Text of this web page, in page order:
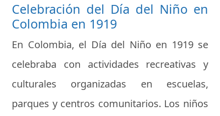
Celebración del Día del Niño en
Colombia en 1919
En Colombia, el Día del Niño en 1919 se
celebraba con actividades recreativas y
culturales organizadas en escuelas,
parques y centros comunitarios. Los niños